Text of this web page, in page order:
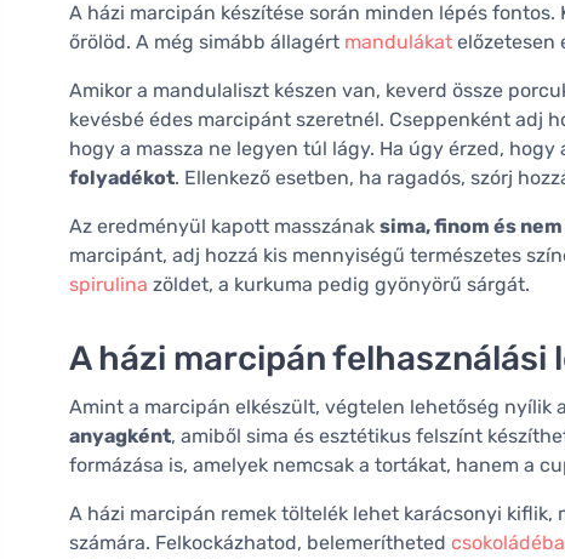
A házi marcipán készítése során minden lépés
őrölöd. A még simább állagért mandulákat előzetesen
Amikor a mandulaliszt készen van, keverd össze
kevésbé édes marcipánt szeretnél. Cseppenként adj
hogy a massza ne legyen túl lágy. Ha úgy érzed, hogy
folyadékot. Ellenkező esetben, ha ragadós, szórj
Az eredményül kapott masszának sima, finom és
marcipánt, adj hozzá kis mennyiségű természetes
spirulina zöldet, a kurkuma pedig gyönyörű sárgát.
A házi marcipán felhasználási
Amint a marcipán elkészült, végtelen lehetőség nyílik
anyagként, amiből sima és esztétikus felszínt
formázása is, amelyek nemcsak a tortákat, hanem a
A házi marcipán remek töltelék lehet karácsonyi
számára. Felkockázhatod, belemerítheted csokoládéba